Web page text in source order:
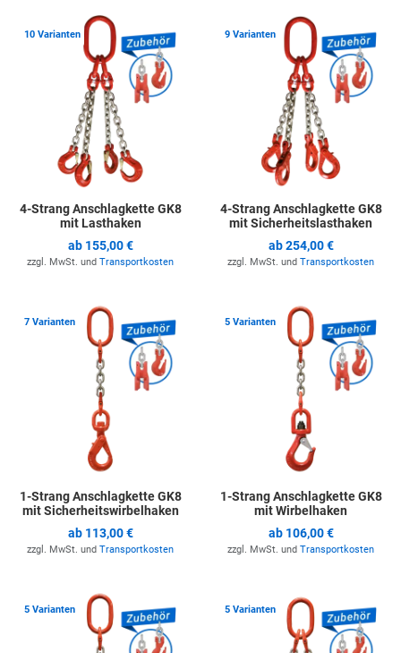
10 Varianten Zur Merkliste hinzufügen
4-Strang Anschlagkette GK8
mit Lasthaken
ab 155,00 €
zzgl. MwSt. und Transportkosten
9 Varianten
4-Strang Anschlagkette GK8
mit Sicherheitslasthaken
ab254,00 €
zzgl. MwSt. und Transportkosten
7 Varianten Zur Merkliste hinzufügen
1-Strang Anschlagkette GK8
mit Sicherheitswirbelhaken
ab 113,00 €
zzgl. MwSt. und Transportkosten
5 Varianten
1-Strang Anschlagkette GK8
mit Wirbelhaken
ab 106,00 €
zzgl. MwSt. und Transportkosten
5 Varianten Zur Merkliste hinzufügen
5 Varianten